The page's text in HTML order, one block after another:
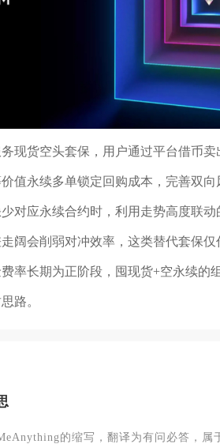
现货空头套保，用户通过平台借币
值永续多单锁定回购成本，完善双
对应永续合约时，利用走势高度联
阔会削弱对冲效率，这类替代套保
率长期为正阶段，囤现货+空永续的
路。
的缩写，翻译为有问必答，属